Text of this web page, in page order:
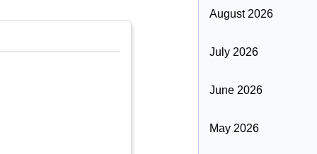
August 2026
July 2026
June 2026
May 2026